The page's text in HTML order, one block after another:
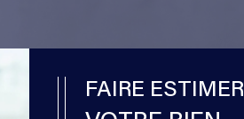
FAIRE ESTIMER